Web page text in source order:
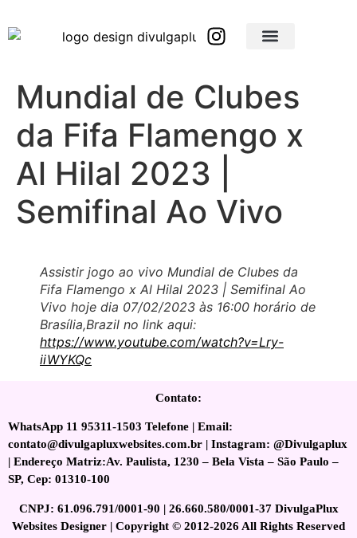
Mundial de Clubes
da Fifa Flamengo x
Al Hilal 2023 |
Semifinal Ao Vivo
Assistir jogo ao vivo Mundial de Clubes da
Fifa Flamengo x Al Hilal 2023 | Semifinal Ao
Vivo hoje dia 07/02/2023 às 16:00 horário de
Brasília,Brazil no link aqui:
https://www.youtube.com/watch?v=Lry-
iiWYKQc
Contato:
WhatsApp 11 95311-1503 Telefone | Email:
contato@divulgapluxwebsites.com.br | Instagram: @Divulgaplux
| Endereço Matriz:Av. Paulista, 1230 – Bela Vista – São Paulo –
SP, Cep: 01310-100
CNPJ: 61.096.791/0001-90 | 26.660.580/0001-37 DivulgaPlux
Websites Designer | Copyright © 2012-2026 All Rights Reserved